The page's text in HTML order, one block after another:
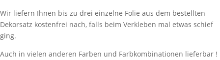
Wir liefern Ihnen bis zu drei einzelne Folie aus dem bestellten
Dekorsatz kostenfrei nach, falls beim Verkleben mal etwas schief
ging.
Auch in vielen anderen Farben und Farbkombinationen lieferbar !